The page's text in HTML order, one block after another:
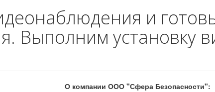
и
Выполним установку
О компании ООО "Сфера Безопасности":